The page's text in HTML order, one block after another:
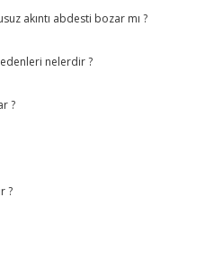
akıntı abdesti bozar mı ?
nelerdir ?
?
?